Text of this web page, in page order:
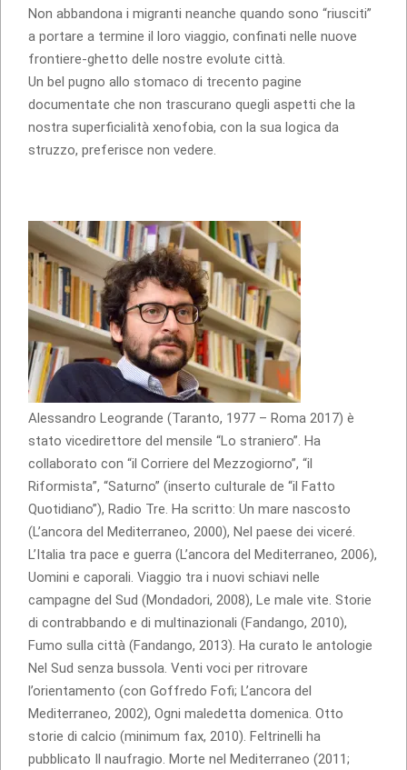
Non abbandona i migranti neanche quando sono “riusciti”
a portare a termine il loro viaggio, confinati nelle nuove
frontiere-ghetto delle nostre evolute città.
Un bel pugno allo stomaco di trecento pagine
documentate che non trascurano quegli aspetti che la
nostra superficialità xenofobia, con la sua logica da
struzzo, preferisce non vedere.
Alessandro Leogrande (Taranto, 1977 – Roma 2017) è
stato vicedirettore del mensile “Lo straniero”. Ha
collaborato con “il Corriere del Mezzogiorno”, “il
Riformista”, “Saturno” (inserto culturale de “il Fatto
Quotidiano”), Radio Tre. Ha scritto: Un mare nascosto
(L’ancora del Mediterraneo, 2000), Nel paese dei viceré.
L’Italia tra pace e guerra (L’ancora del Mediterraneo, 2006),
Uomini e caporali. Viaggio tra i nuovi schiavi nelle
campagne del Sud (Mondadori, 2008), Le male vite. Storie
di contrabbando e di multinazionali (Fandango, 2010),
Fumo sulla città (Fandango, 2013). Ha curato le antologie
Nel Sud senza bussola. Venti voci per ritrovare
l’orientamento (con Goffredo Fofi; L’ancora del
Mediterraneo, 2002), Ogni maledetta domenica. Otto
storie di calcio (minimum fax, 2010). Feltrinelli ha
pubblicato Il naufragio. Morte nel Mediterraneo (2011;